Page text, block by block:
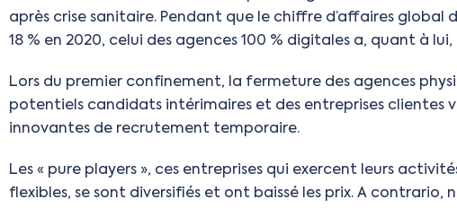
après crise sanitaire. Pendant que le chiffre d’affaires global
18 % en 2020, celui des agences 100 % digitales a, quant à lui,
Lors du premier confinement, la fermeture des agences
potentiels candidats intérimaires et des entreprises clientes
innovantes de recrutement temporaire.
Les « pure players », ces entreprises qui exercent leurs
flexibles, se sont diversifiés et ont baissé les prix. A contrario,